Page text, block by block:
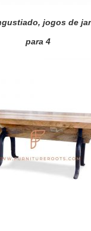
jogos de
para 4